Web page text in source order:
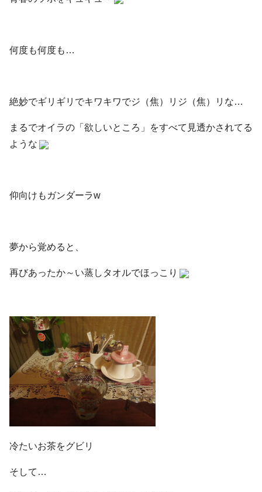
何度も何度も…
絶妙でギリギリでキワキワでジ（焦）リジ（焦）リな…
まるでオイラの「欲しいところ」をすべて見透かされてる
ような
仰向けもガンダーラw
夢から覚めると、
再びあったか～い蒸しタオルでほっこり
冷たいお茶をグビリ
そして…